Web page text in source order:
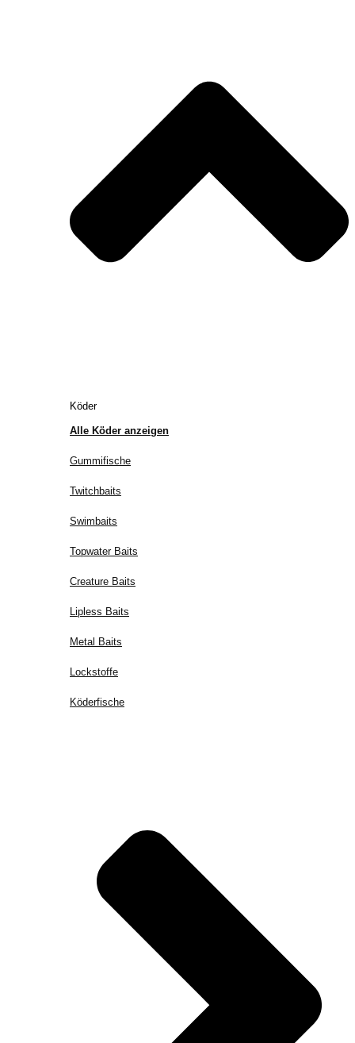
Köder
Alle Köder anzeigen
Gummifische
Twitchbaits
Swimbaits
Topwater Baits
Creature Baits
Lipless Baits
Metal Baits
Lockstoffe
Köderfische